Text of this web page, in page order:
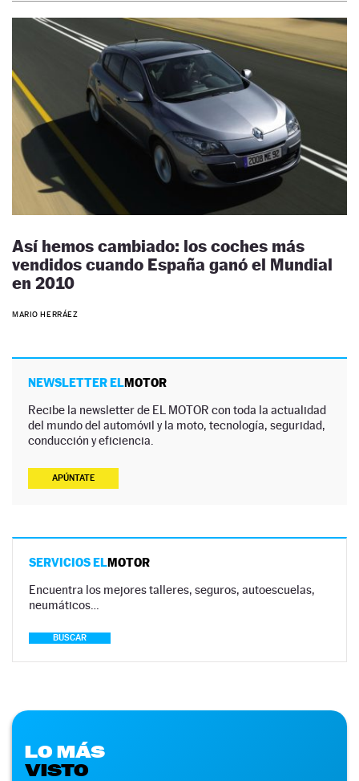
Así hemos cambiado: los coches más
vendidos cuando España ganó el Mundial
en 2010
MARIO HERRÁEZ
NEWSLETTER ELMOTOR
Recibe la newsletter de EL MOTOR con toda la actualidad
del mundo del automóvil y la moto, tecnología, seguridad,
conducción y eficiencia.
APÚNTATE
SERVICIOS ELMOTOR
Encuentra los mejores talleres, seguros, autoescuelas,
neumáticos…
BUSCAR
LO MÁS
VISTO